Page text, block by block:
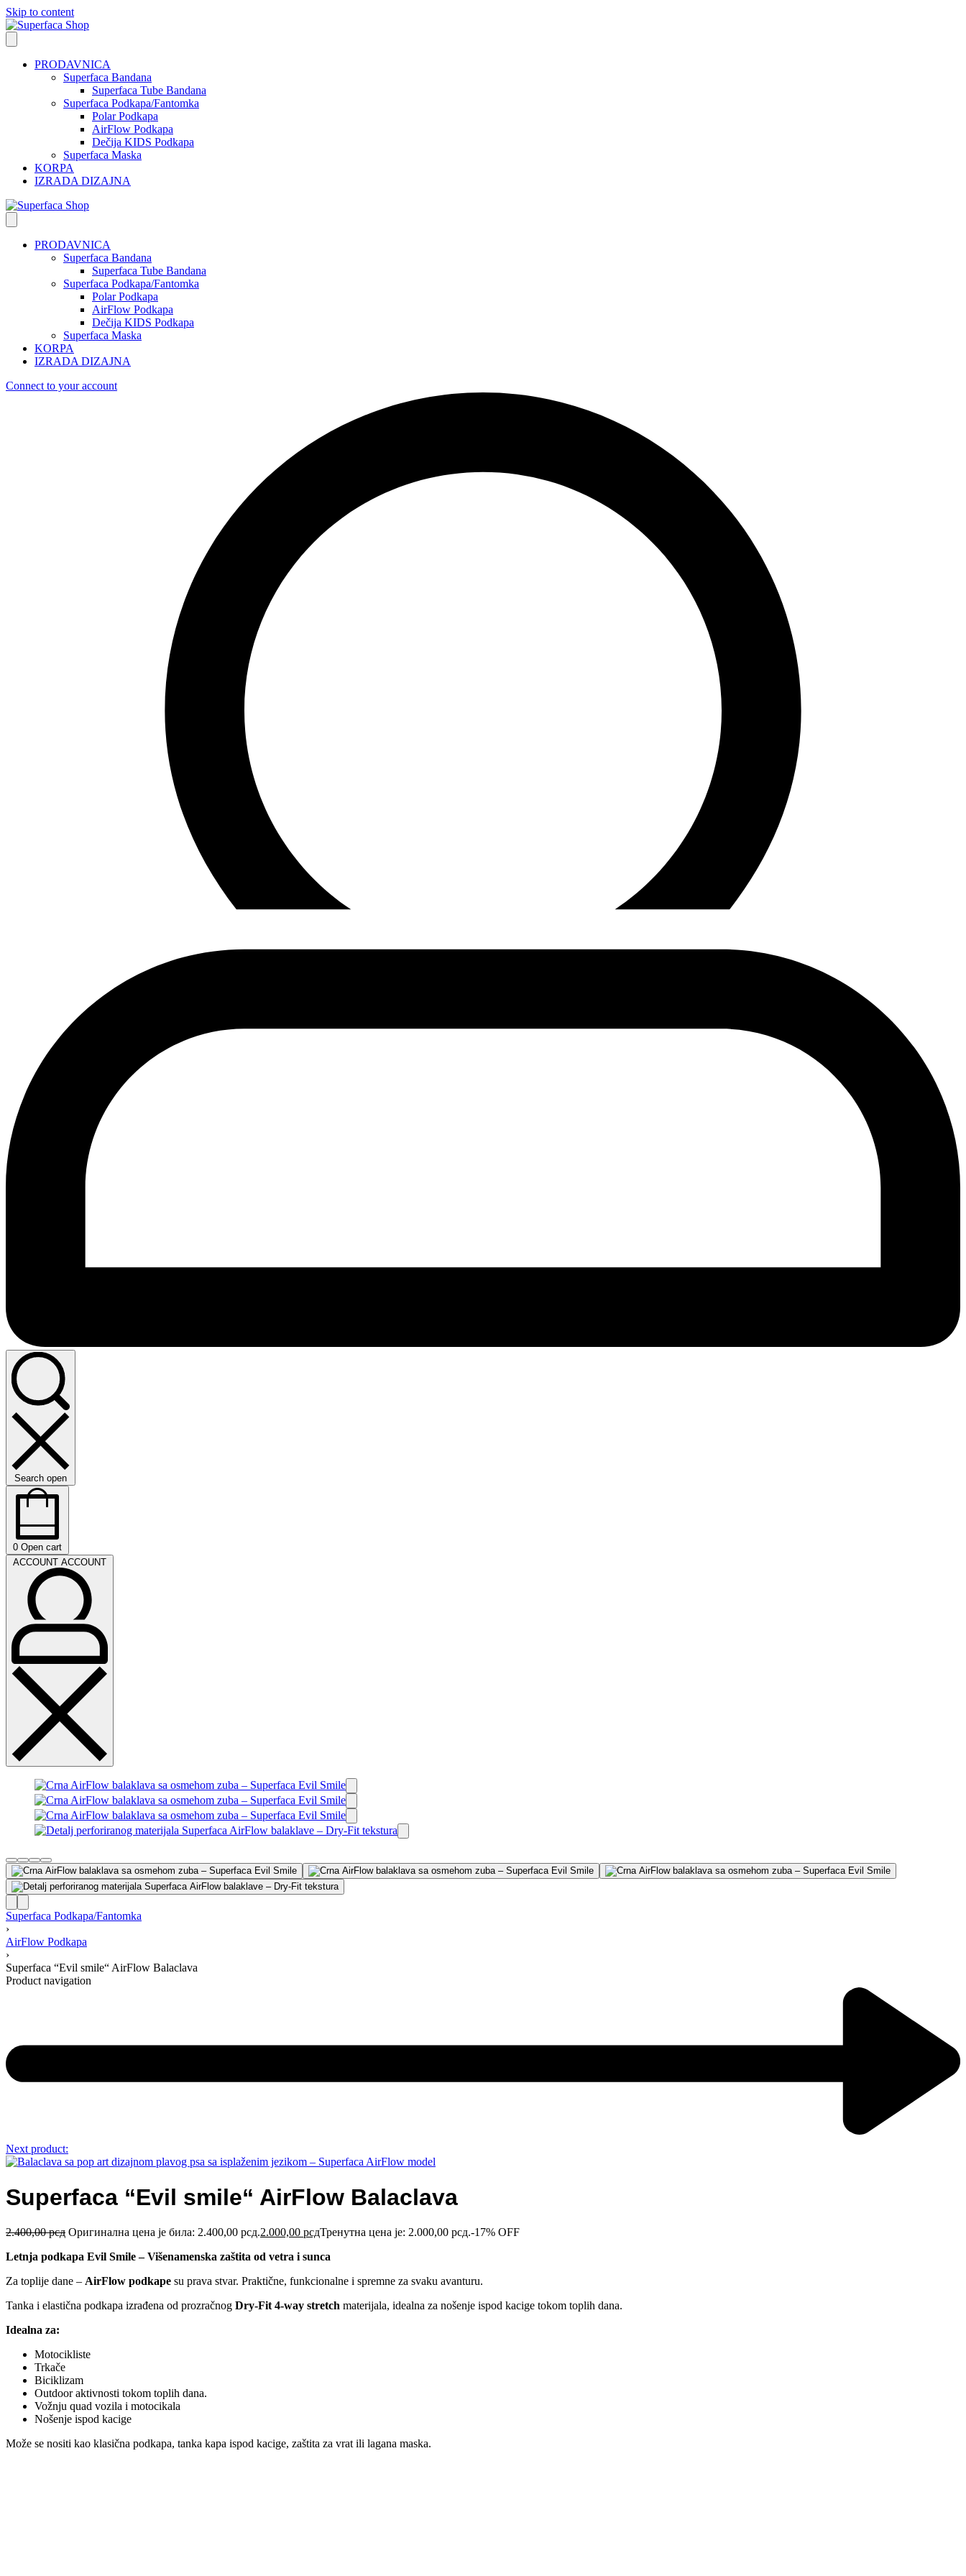
Skip to content
PRODAVNICA
Superfaca Bandana
Superfaca Tube Bandana
Superfaca Podkapa/Fantomka
Polar Podkapa
AirFlow Podkapa
Dečija KIDS Podkapa
Superfaca Maska
KORPA
IZRADA DIZAJNA
PRODAVNICA
Superfaca Bandana
Superfaca Tube Bandana
Superfaca Podkapa/Fantomka
Polar Podkapa
AirFlow Podkapa
Dečija KIDS Podkapa
Superfaca Maska
KORPA
IZRADA DIZAJNA
Connect to your account
Search open
0 Open cart
ACCOUNT ACCOUNT
Superfaca Podkapa/Fantomka
›
AirFlow Podkapa
›
Superfaca “Evil smile“ AirFlow Balaclava
Product navigation
Next product:
Superfaca “Evil smile“ AirFlow Balaclava
2.400,00рсд Оригинална цена је била: 2.400,00 рсд.2.000,00 рсдТренутна цена је: 2.000,00 рсд.-17% OFF
Letnja podkapa Evil Smile – Višenamenska zaštita od vetra i sunca
Za toplije dane – AirFlow podkape su prava stvar. Praktične, funkcionalne i spremne za svaku avanturu.
Tanka i elastična podkapa izrađena od prozračnog Dry-Fit 4-way stretch materijala, idealna za nošenje ispod kacige tokom toplih dana.
Idealna za:
Motocikliste
Trkače
Biciklizam
Outdoor aktivnosti tokom toplih dana.
Vožnju quad vozila i motocikala
Nošenje ispod kacige
Može se nositi kao klasična podkapa, tanka kapa ispod kacige, zaštita za vrat ili lagana maska.